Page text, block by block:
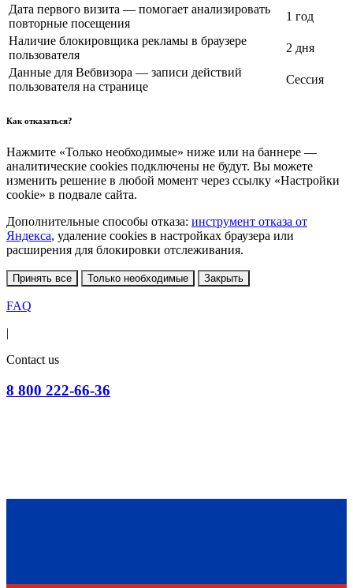
Дата первого визита — помогает анализировать
повторные посещения
1 год
Наличие блокировщика рекламы в браузере
пользователя
2 дня
Данные для Вебвизора — записи действий
пользователя на странице
Сессия
Как отказаться?
Нажмите «Только необходимые» ниже или на баннере —
аналитические cookies подключены не будут. Вы можете
изменить решение в любой момент через ссылку «Настройки
cookie» в подвале сайта.
Дополнительные способы отказа: инструмент отказа от
Яндекса, удаление cookies в настройках браузера или
расширения для блокировки отслеживания.
Принять все Только необходимые Закрыть
FAQ
|
Contact us
8 800 222-66-36